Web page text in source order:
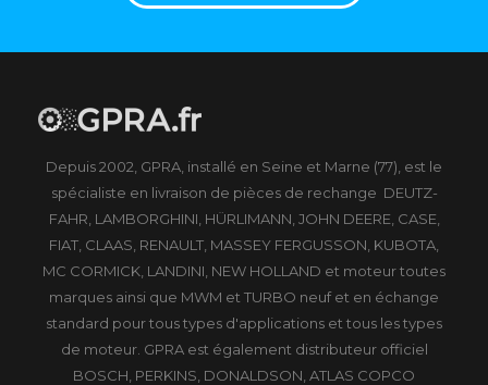
Depuis 2002, GPRA, installé en Seine et Marne (77), est le
spécialiste en livraison de pièces de rechange DEUTZ-
FAHR, LAMBORGHINI, HÜRLIMANN, JOHN DEERE, CASE,
FIAT, CLAAS, RENAULT, MASSEY FERGUSSON, KUBOTA,
MC CORMICK, LANDINI, NEW HOLLAND et moteur toutes
marques ainsi que MWM et TURBO neuf et en échange
standard pour tous types d'applications et tous les types
de moteur. GPRA est également distributeur officiel
BOSCH, PERKINS, DONALDSON, ATLAS COPCO